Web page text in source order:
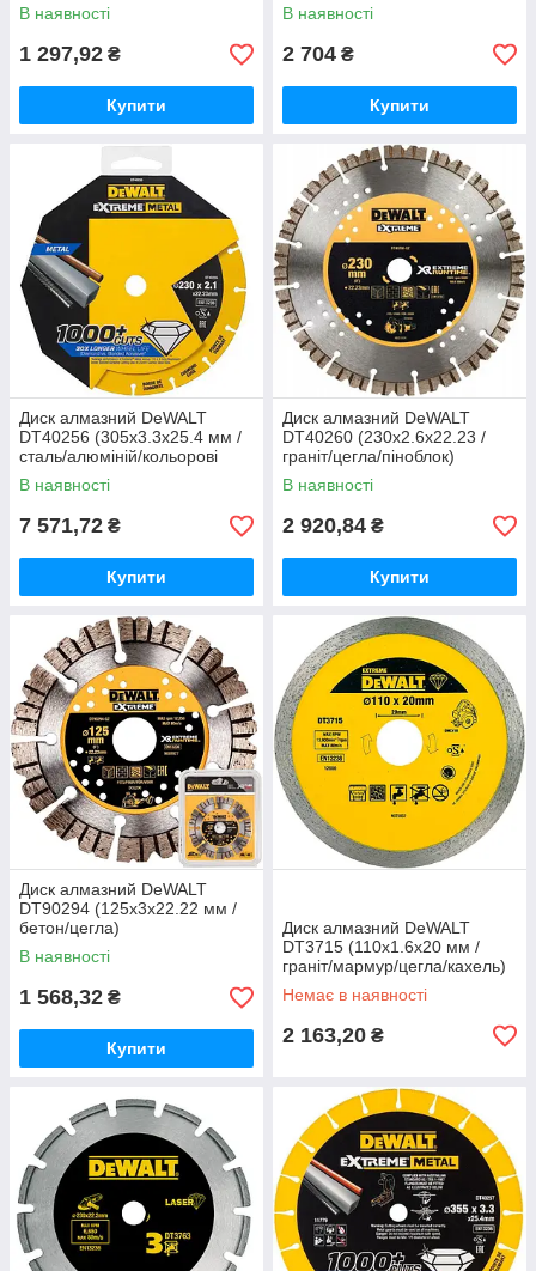
сталь)
В наявності
1 297,92 ₴
Купити
сталь)
В наявності
2 704 ₴
Купити
Диск алмазний DeWALT
DT40256 (305х3.3х25.4 мм /
сталь/алюміній/кольорові
метали/арматура/нержавіюча
сталь)
В наявності
7 571,72 ₴
Купити
Диск алмазний DeWALT
DT40260 (230х2.6х22.23 /
граніт/цегла/піноблок)
В наявності
2 920,84 ₴
Купити
Диск алмазний DeWALT
DT90294 (125х3х22.22 мм /
бетон/цегла)
В наявності
1 568,32 ₴
Купити
Диск алмазний DeWALT
DT3715 (110х1.6х20 мм /
граніт/мармур/цегла/кахель)
Немає в наявності
2 163,20 ₴